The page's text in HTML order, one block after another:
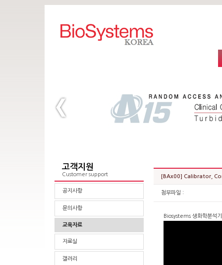
고객지원
Customer support
공지사항
문의사항
교육자료
자료실
갤러리
[BAx00] Calibrator,
첨부파일 :
Biosystems 생화학분석